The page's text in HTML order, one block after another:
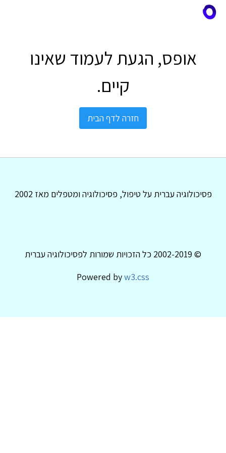
אופס, הגעת לעמוד שאינו
קיים.
חזרה לדף הבית
פסיכולוגיה עברית על טיפול, פסיכולוגיה ומטפלים מאז 2002
© 2002-2019 כל הזכויות שמורות לפסיכולוגיה עברית
Powered byw3.css